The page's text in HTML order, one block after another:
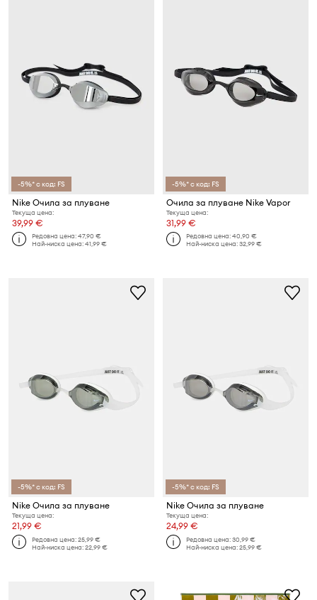
-5%* с код: FS
Nike Очила за плуване
Текуща цена:
39,99 €
Редовна цена:47,90 €
Най-ниска цена:41,99 €
-5%* с код: FS
Очила за плуване Nike Vapor
Текуща цена:
31,99 €
Редовна цена:40,90 €
Най-ниска цена:32,99 €
-5%* с код: FS
Nike Очила за плуване
Текуща цена:
21,99 €
Редовна цена:25,99 €
Най-ниска цена:22,99 €
-5%* с код: FS
Nike Очила за плуване
Текуща цена:
24,99 €
Редовна цена:30,99 €
Най-ниска цена:25,99 €